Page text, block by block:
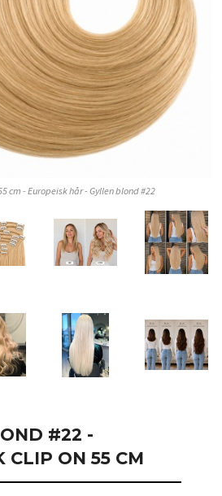
cm - Europeisk hår - Gyllen blond #22
#22 -
CLIP ON 55 CM